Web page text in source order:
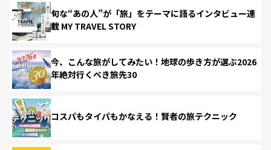
旬な“あの人”が「旅」をテーマに語るインタビュー連
載 MY TRAVEL STORY
今、こんな旅がしてみたい！地球の歩き方が選ぶ2026
年絶対行くべき旅先30
コスパもタイパもかなえる！賢者の旅テクニック